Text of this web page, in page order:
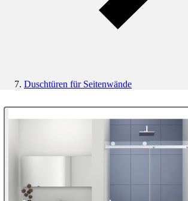
Duschtüren für Seitenwände